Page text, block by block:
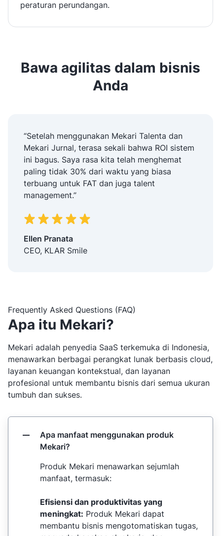
peraturan perundangan.
Bawa agilitas dalam bisnis
Anda
“Setelah menggunakan Mekari Talenta dan
Mekari Jurnal, terasa sekali bahwa ROI sistem
ini bagus. Saya rasa kita telah menghemat
paling tidak 30% dari waktu yang biasa
terbuang untuk FAT dan juga talent
management.”
Ellen Pranata
CEO, KLAR Smile
Frequently Asked Questions (FAQ)
Apa itu Mekari?
Mekari adalah penyedia SaaS terkemuka di Indonesia,
menawarkan berbagai perangkat lunak berbasis cloud,
layanan keuangan kontekstual, dan layanan
profesional untuk membantu bisnis dari semua ukuran
tumbuh dan sukses.
Apa manfaat menggunakan produk
Mekari?
Produk Mekari menawarkan sejumlah
manfaat, termasuk:
Efisiensi dan produktivitas yang
meningkat: Produk Mekari dapat
membantu bisnis mengotomatiskan tugas,